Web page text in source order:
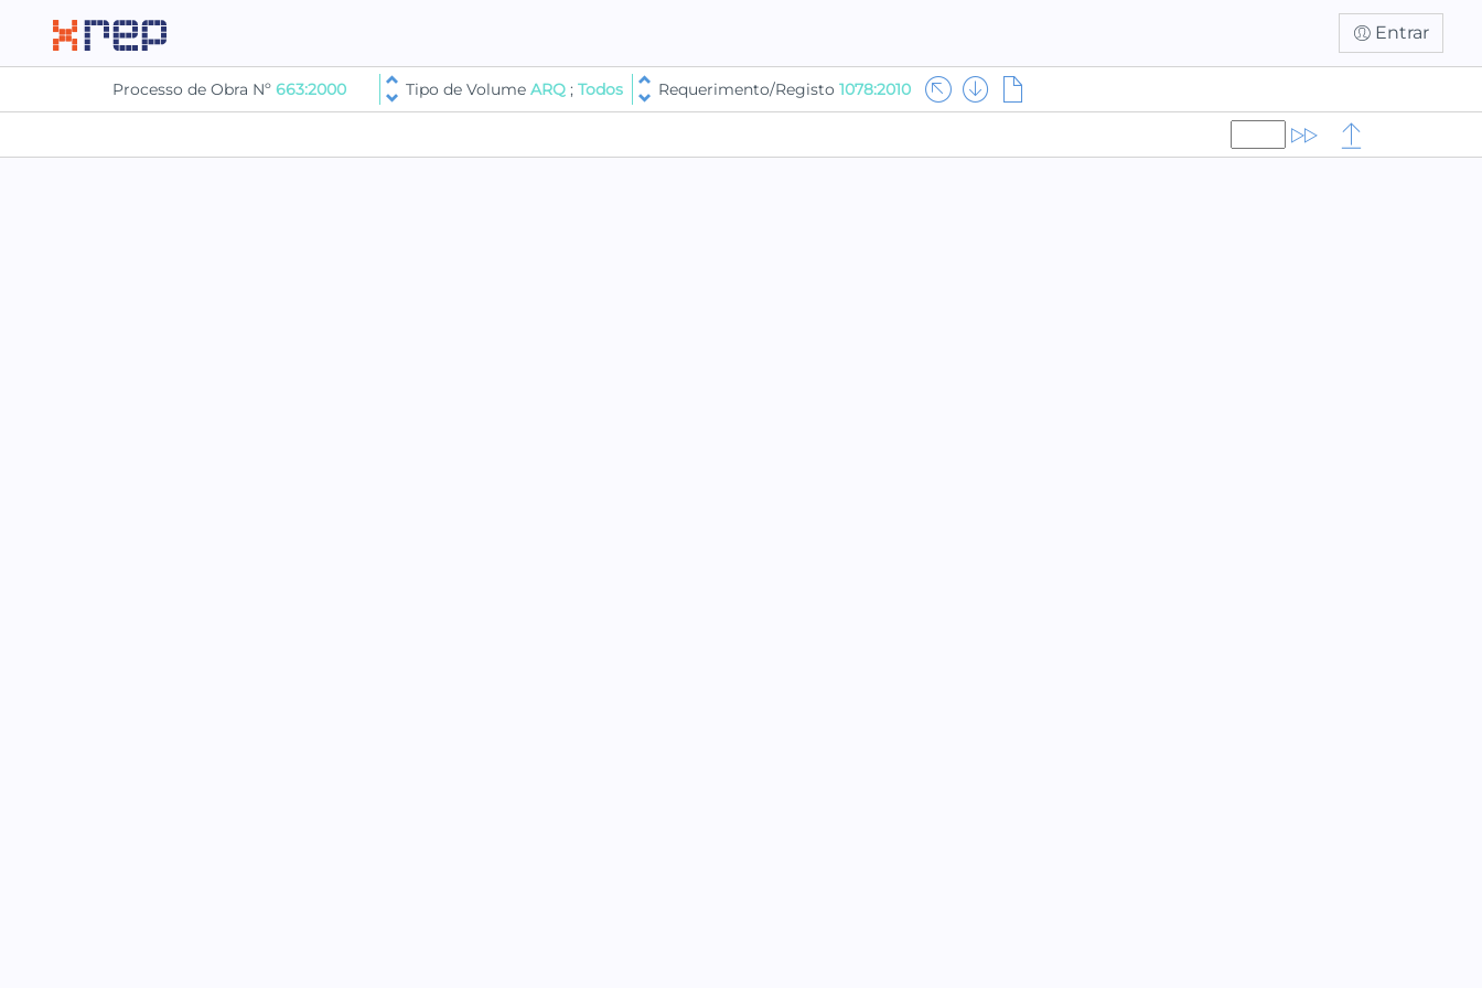
Entrar
Processo de Obra Nº 663:2000 Tipo de Volume ARQ ; Todos Requerimento/Registo 1078:2010